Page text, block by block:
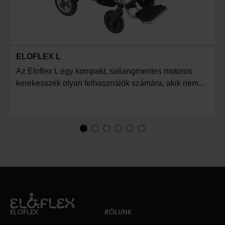
ELOFLEX L
Az Eloflex L egy kompakt, sallangmentes motoros
kerekesszék olyan felhasználók számára, akik nem...
1
Current Item
ELOFLEX RÓLUNK